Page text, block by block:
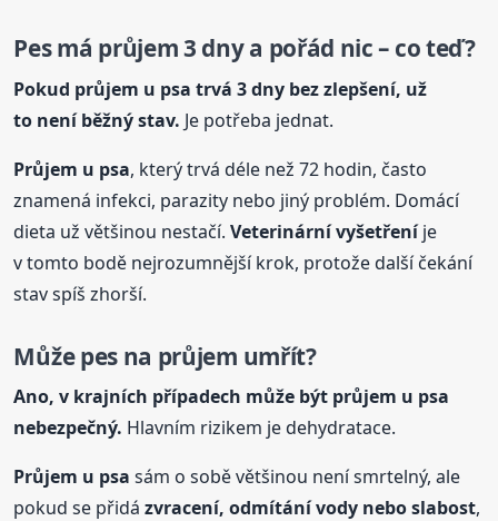
Pes má průjem 3 dny a pořád nic – co teď?
Pokud průjem u psa trvá 3 dny bez zlepšení, už
to není běžný stav. Je potřeba jednat.
Průjem u psa, který trvá déle než 72 hodin, často
znamená infekci, parazity nebo jiný problém. Domácí
dieta už většinou nestačí.Veterinární vyšetřeníje
v tomto bodě nejrozumnější krok, protože další čekání
stav spíš zhorší.
Může pes na průjem umřít?
Ano, v krajních případech může být průjem u psa
nebezpečný. Hlavním rizikem je dehydratace.
Průjem u psa sám o sobě většinou není smrtelný, ale
pokud se přidázvracení, odmítání vody nebo slabost,